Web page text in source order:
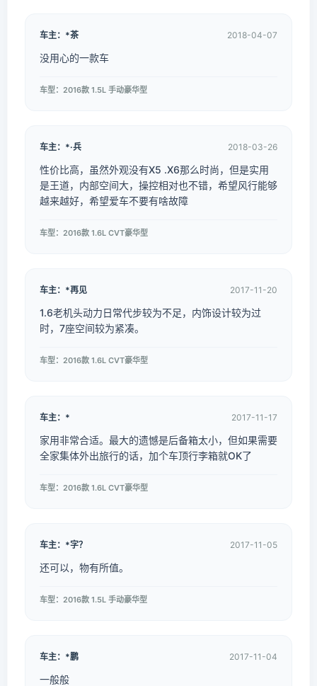
车主：*茶 2018-04-07
没用心的一款车
车型：2016款 1.5L 手动豪华型
车主：*·兵 2018-03-26
性价比高，虽然外观没有X5 .X6那么时尚，但是实用
是王道，内部空间大，操控相对也不错，希望风行能够
越来越好，希望爱车不要有啥故障
车型：2016款 1.6L CVT豪华型
车主：*再见 2017-11-20
1.6老机头动力日常代步较为不足，内饰设计较为过
时，7座空间较为紧凑。
车型：2016款 1.6L CVT豪华型
车主：* 2017-11-17
家用非常合适。最大的遗憾是后备箱太小，但如果需要
全家集体外出旅行的话，加个车顶行李箱就OK了
车型：2016款 1.6L CVT豪华型
车主：*字？ 2017-11-05
还可以，物有所值。
车型：2016款 1.5L 手动豪华型
车主：*鹏 2017-11-04
一般般